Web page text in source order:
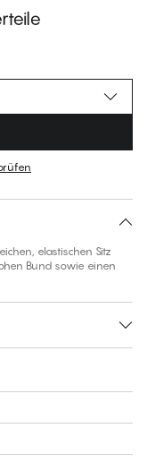
elastischen Sitz
Bund sowie einen